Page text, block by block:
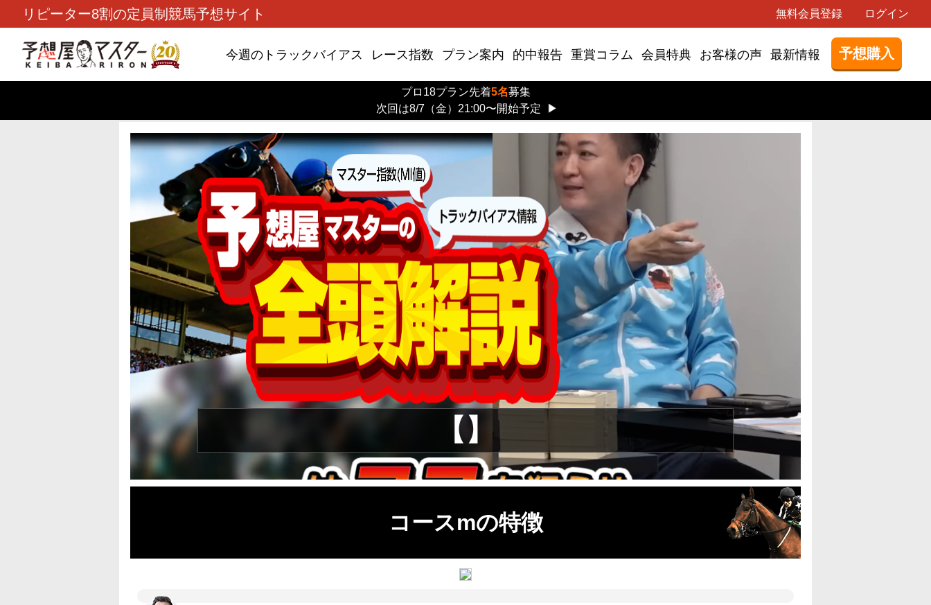
リピーター8割の定員制競馬予想サイト 無料会員登録 ログイン
今週のトラックバイアス レース指数 プラン案内 的中報告 重賞コラム 会員特典 お客様の声 最新情報 予想購入
プロ18プラン先着5名募集
次回は8/7（金）21:00〜開始予定
▶
【】
コースmの特徴